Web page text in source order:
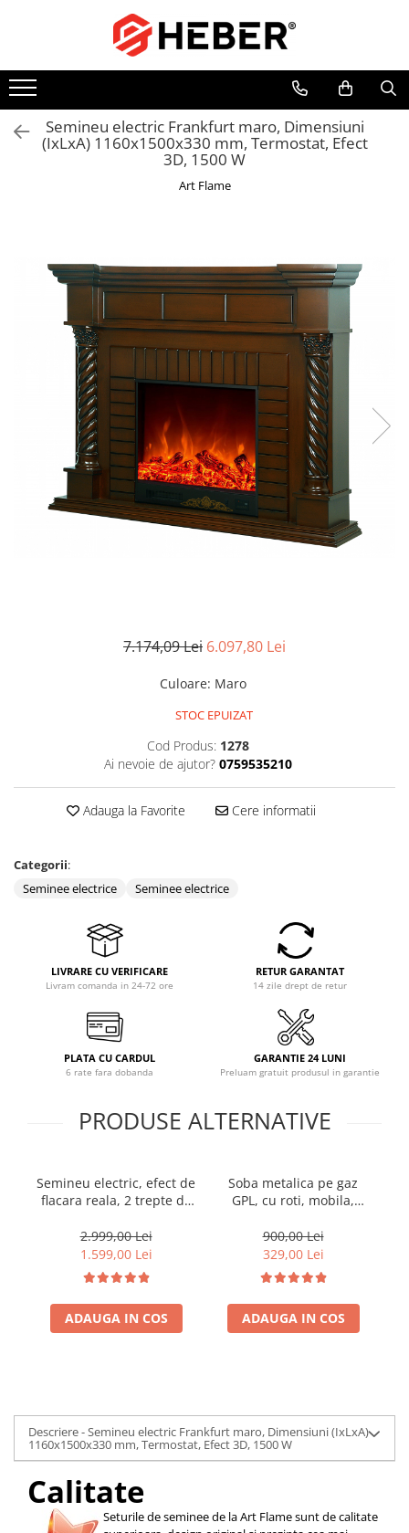
Toate Produsele
Mixere cu bol
Aer conditionat
Friteuze cu aer cald
Motopompe
Hidrofor cu pompa submersibila
Pompe de stropit
Pompe de stropit electrice
Pompe de stropit manuale
Atomizoare
Mori electrice
Mori electrice cereale
Accesorii mori electrice
Aparate de sudura
Motoare termice
Scule si Unelte Electrice
Articole sanitare
Chiuvete
Baterii de bucatarie
Baterii de baie
Echipamente de lucru
Betoniere si vibratoare beton
Accesorii beton
Betoniere
Generatoare
Seminee electrice
Convectoare si aeroterme electrice
Semineu electric Frankfurt maro, Dimensiuni
(IxLxA) 1160x1500x330 mm, Termostat, Efect
3D, 1500 W
Art Flame
7.174,09 Lei 6.097,80 Lei
Culoare: Maro
STOC EPUIZAT
Cod Produs: 1278
Ai nevoie de ajutor? 0759535210
Adauga la Favorite Cere informatii
Categorii:
Seminee electrice
Seminee electrice
LIVRARE CU VERIFICARE
Livram comanda in 24-72 ore
RETUR GARANTAT
14 zile drept de retur
PLATA CU CARDUL
6 rate fara dobanda
GARANTIE 24 LUNI
Preluam gratuit produsul in garantie
PRODUSE ALTERNATIVE
Semineu electric, efect de
flacara reala, 2 trepte de
electronic, 7 culori, Clasa
Premium
2.999,00 Lei
1.599,00 Lei
ADAUGA IN COS
Soba metalica pe gaz
GPL, cu roti, mobila,
putere, negru
900,00 Lei
329,00 Lei
ADAUGA IN COS
Descriere - Semineu electric Frankfurt maro, Dimensiuni (IxLxA)
1160x1500x330 mm, Termostat, Efect 3D, 1500 W
Calitate
Seturile de seminee de la Art Flame sunt de calitate